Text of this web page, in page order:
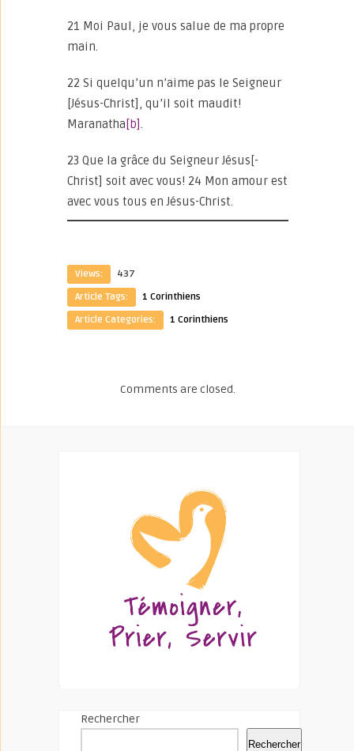
21 Moi Paul, je vous salue de ma propre
main.
22 Si quelqu’un n’aime pas le Seigneur
[Jésus-Christ], qu’il soit maudit!
Maranatha [b].
23 Que la grâce du Seigneur Jésus[-
Christ] soit avec vous! 24 Mon amour est
avec vous tous en Jésus-Christ.
Views:
437
Article Tags:
1 Corinthiens
Article Categories:
1 Corinthiens
Comments are closed.
Rechercher
Rechercher